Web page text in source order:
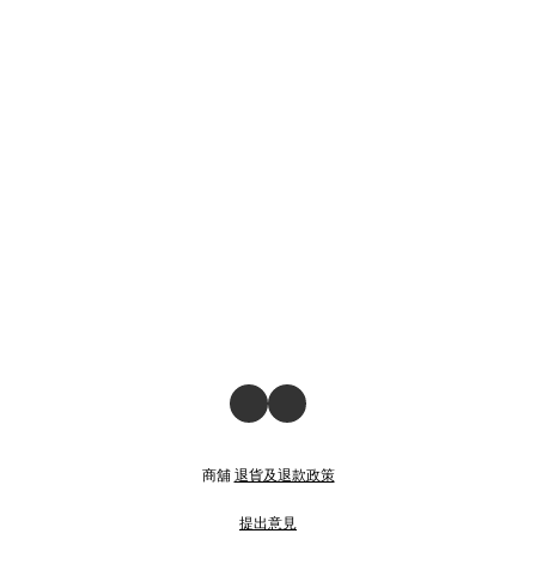
商舖 退貨及退款政策
提出意見